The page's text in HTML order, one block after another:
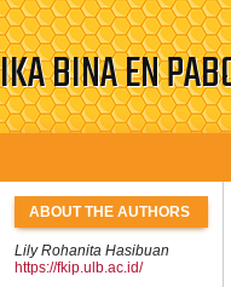
IKA BINA EN
ABOUT THE AUTHORS
Lily Rohanita Hasibuan
https://fkip.ulb.ac.id/